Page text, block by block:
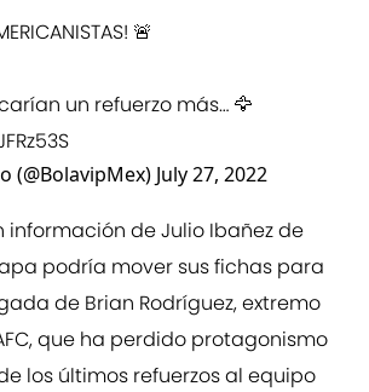
🚨
un refuerzo más… 🦅
(@BolavipMex) July 27, 2022
información de Julio Ibañez de
podría mover sus fichas para
de Brian Rodríguez, extremo
que ha perdido protagonismo
los últimos refuerzos al equipo